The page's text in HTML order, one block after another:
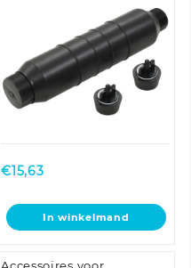
€15,63
In winkelmand
Accessoires voor